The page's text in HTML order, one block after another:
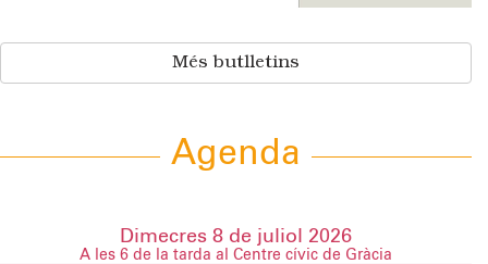
Més butlletins
Agenda
Dimecres 8 de juliol 2026
A les 6 de la tarda al Centre cívic de Gràcia